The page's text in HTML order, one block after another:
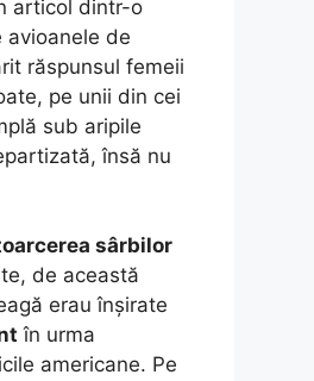
articol dintr-o
avioanele de
răspunsul femeii
pe unii din cei
sub aripile
însă nu
sârbilor
de această
erau înșirate
în urma
americane. Pe